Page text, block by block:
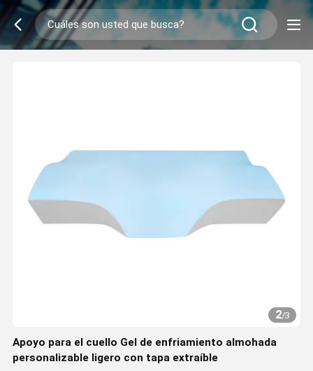
2/3
Apoyo para el cuello Gel de enfriamiento almohada
personalizable ligero con tapa extraíble